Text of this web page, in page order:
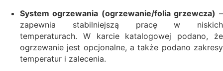
System ogrzewania (ogrzewanie/folia grzewcza) –
zapewnia stabilniejszą pracę w niskich
temperaturach. W karcie katalogowej podano, że
ogrzewanie jest opcjonalne, a także podano zakresy
temperatur i zalecenia.